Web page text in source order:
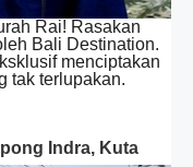
Rai! Rasakan
Bali Destination.
menciptakan
tak terlupakan.
Indra, Kuta